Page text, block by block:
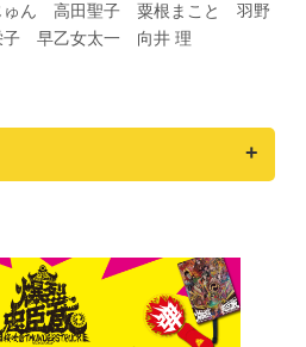
ゅん 高田聖子 粟根まこと 羽野
早乙女太一 向井 理